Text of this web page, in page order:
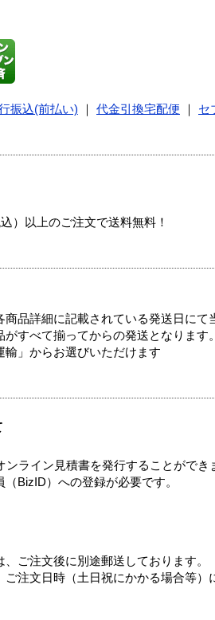
振込(前払い) 代金引換宅配便
セ
）以上のご注文で送料無料！
品詳細に記載されている発送日にて
すべて揃ってからの発送となります。
」からお選びいただけます
ライン見積書を発行することができ
BizID）への登録が必要です。
ご注文後に別途郵送しております。
注文日時（土日祝にかかる場合等